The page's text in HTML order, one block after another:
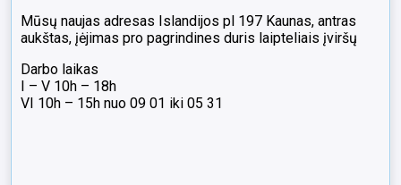
Mūsų naujas adresas Islandijos pl 197 Kaunas, antras
aukštas, įėjimas pro pagrindines duris laipteliais įviršų
Darbo laikas
I – V 10h – 18h
VI 10h – 15h nuo 09 01 iki 05 31